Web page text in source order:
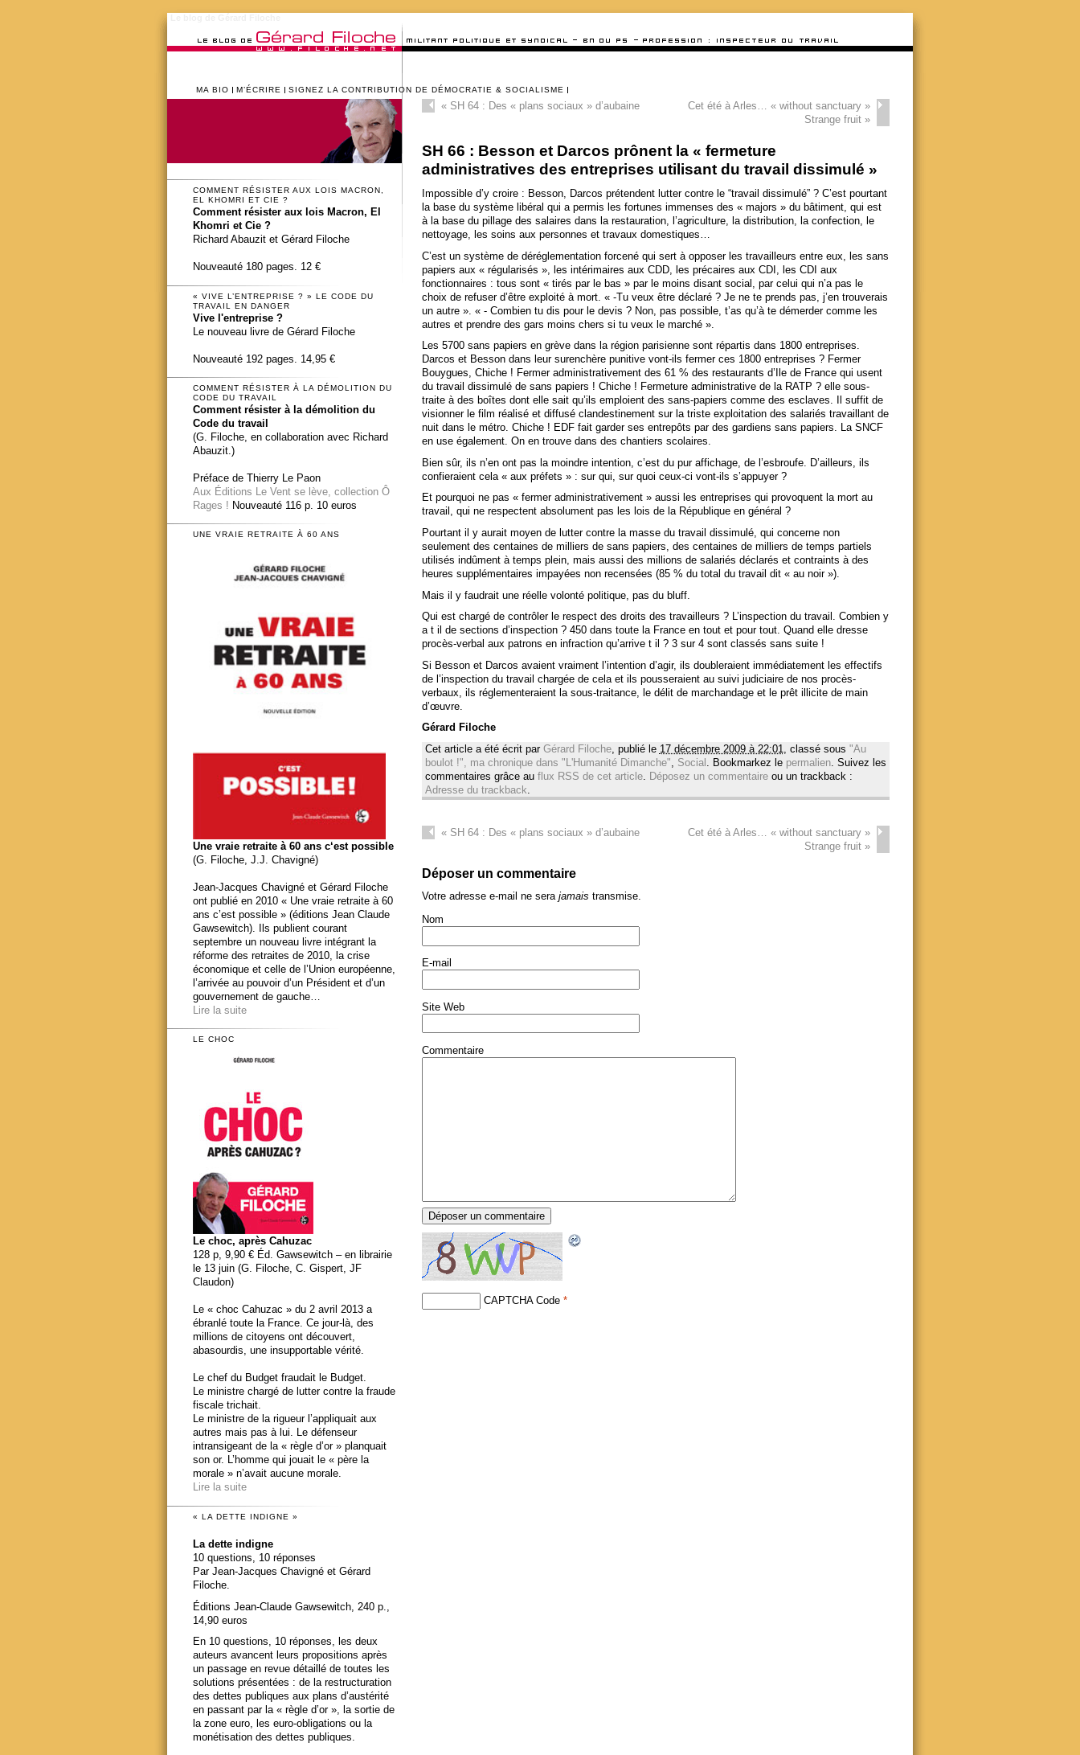
MA BIO M’ÉCRIRE SIGNEZ LA CONTRIBUTION DE DÉMOCRATIE & SOCIALISME
«SH 64 : Des « plans sociaux » d’aubaine
Cet été à Arles… « without sanctuary »
Strange fruit»
SH 66 : Besson et Darcos prônent la « fermeture
administratives des entreprises utilisant du travail dissimulé »
Impossible d’y croire : Besson, Darcos prétendent lutter contre le “travail dissimulé” ? C’est pourtant
la base du système libéral qui a permis les fortunes immenses des « majors » du bâtiment, qui est
à la base du pillage des salaires dans la restauration, l’agriculture, la distribution, la confection, le
nettoyage, les soins aux personnes et travaux domestiques…
C’est un système de déréglementation forcené qui sert à opposer les travailleurs entre eux, les sans
papiers aux « régularisés », les intérimaires aux CDD, les précaires aux CDI, les CDI aux
fonctionnaires : tous sont « tirés par le bas » par le moins disant social, par celui qui n’a pas le
choix de refuser d’être exploité à mort. « -Tu veux être déclaré ? Je ne te prends pas, j’en trouverais
un autre ». « - Combien tu dis pour le devis ? Non, pas possible, t’as qu’à te démerder comme les
autres et prendre des gars moins chers si tu veux le marché ».
Les 5700 sans papiers en grève dans la région parisienne sont répartis dans 1800 entreprises.
Darcos et Besson dans leur surenchère punitive vont-ils fermer ces 1800 entreprises ? Fermer
Bouygues, Chiche ! Fermer administrativement des 61 % des restaurants d’Ile de France qui usent
du travail dissimulé de sans papiers ! Chiche ! Fermeture administrative de la RATP ? elle sous-
traite à des boîtes dont elle sait qu’ils emploient des sans-papiers comme des esclaves. Il suffit de
visionner le film réalisé et diffusé clandestinement sur la triste exploitation des salariés travaillant de
nuit dans le métro. Chiche ! EDF fait garder ses entrepôts par des gardiens sans papiers. La SNCF
en use également. On en trouve dans des chantiers scolaires.
Bien sûr, ils n’en ont pas la moindre intention, c’est du pur affichage, de l’esbroufe. D’ailleurs, ils
confieraient cela « aux préfets » : sur qui, sur quoi ceux-ci vont-ils s’appuyer ?
Et pourquoi ne pas « fermer administrativement » aussi les entreprises qui provoquent la mort au
travail, qui ne respectent absolument pas les lois de la République en général ?
Pourtant il y aurait moyen de lutter contre la masse du travail dissimulé, qui concerne non
seulement des centaines de milliers de sans papiers, des centaines de milliers de temps partiels
utilisés indûment à temps plein, mais aussi des millions de salariés déclarés et contraints à des
heures supplémentaires impayées non recensées (85 % du total du travail dit « au noir »).
Mais il y faudrait une réelle volonté politique, pas du bluff.
Qui est chargé de contrôler le respect des droits des travailleurs ? L’inspection du travail. Combien y
a t il de sections d’inspection ? 450 dans toute la France en tout et pour tout. Quand elle dresse
procès-verbal aux patrons en infraction qu’arrive t il ? 3 sur 4 sont classés sans suite !
Si Besson et Darcos avaient vraiment l’intention d’agir, ils doubleraient immédiatement les effectifs
de l’inspection du travail chargée de cela et ils pousseraient au suivi judiciaire de nos procès-
verbaux, ils réglementeraient la sous-traitance, le délit de marchandage et le prêt illicite de main
d’œuvre.
Gérard Filoche
Cet article a été écrit par Gérard Filoche, publié le 17 décembre 2009 à 22:01 , classé sous "Au
boulot !", ma chronique dans "L'Humanité Dimanche"
Social . Bookmarkez le permalien. Suivez les
commentaires grâce au flux RSS de cet article. Déposez un commentaireou un trackback :
Adresse du trackback
«SH 64 : Des « plans sociaux » d’aubaine
Cet été à Arles… « without sanctuary »
Strange fruit»
Déposer un commentaire
Votre adresse e-mail ne sera jamais transmise.
Nom
E-mail
Site Web
Commentaire
CAPTCHA Code*
COMMENT RÉSISTER AUX LOIS MACRON,
EL KHOMRI ET CIE ?
Comment résister aux lois Macron, El
Khomri et Cie ?
Richard Abauzit et Gérard Filoche
Nouveauté 180 pages. 12 €
« VIVE L’ENTREPRISE ? » LE CODE DU
TRAVAIL EN DANGER
Vive l'entreprise ?
Le nouveau livre de Gérard Filoche
Nouveauté 192 pages. 14,95 €
COMMENT RÉSISTER À LA DÉMOLITION DU
CODE DU TRAVAIL
Comment résister à la démolition du
Code du travail
(G. Filoche, en collaboration avec Richard
Abauzit.)
Préface de Thierry Le Paon
Aux Éditions Le Vent se lève, collection Ô
Rages ! Nouveauté 116 p. 10 euros
UNE VRAIE RETRAITE À 60 ANS
Une vraie retraite à 60 ans c‘est possible
(G. Filoche, J.J. Chavigné)
Jean-Jacques Chavigné et Gérard Filoche
ont publié en 2010 « Une vraie retraite à 60
ans c’est possible » (éditions Jean Claude
Gawsewitch). Ils publient courant
septembre un nouveau livre intégrant la
réforme des retraites de 2010, la crise
économique et celle de l’Union européenne,
l’arrivée au pouvoir d’un Président et d’un
gouvernement de gauche…
Lire la suite
LE CHOC
Le choc, après Cahuzac
128 p, 9,90 € Éd. Gawsewitch – en librairie
le 13 juin (G. Filoche, C. Gispert, JF
Claudon)
Le « choc Cahuzac » du 2 avril 2013 a
ébranlé toute la France. Ce jour-là, des
millions de citoyens ont découvert,
abasourdis, une insupportable vérité.
Le chef du Budget fraudait le Budget.
Le ministre chargé de lutter contre la fraude
fiscale trichait.
Le ministre de la rigueur l’appliquait aux
autres mais pas à lui. Le défenseur
intransigeant de la « règle d’or » planquait
son or. L’homme qui jouait le « père la
morale » n’avait aucune morale.
Lire la suite
« LA DETTE INDIGNE »
La dette indigne
10 questions, 10 réponses
Par Jean-Jacques Chavigné et Gérard
Filoche.
Éditions Jean-Claude Gawsewitch, 240 p.,
14,90 euros
En 10 questions, 10 réponses, les deux
auteurs avancent leurs propositions après
un passage en revue détaillé de toutes les
solutions présentées : de la restructuration
des dettes publiques aux plans d’austérité
en passant par la « règle d’or », la sortie de
la zone euro, les euro-obligations ou la
monétisation des dettes publiques.